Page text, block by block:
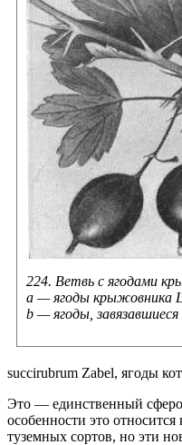
224. Ветвь с ягодами
а — ягоды крыжовника
b — ягоды,
succirubrum Zabel, ягоды
Это — единственный
особенности это
туземных сортов, но эти